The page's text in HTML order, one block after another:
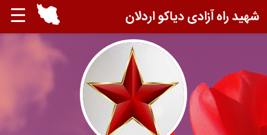
☰ شهید راه آزادی دیاکو اردلان